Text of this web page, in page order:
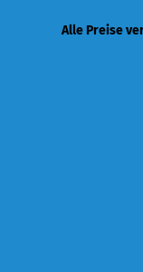
Alle Preise